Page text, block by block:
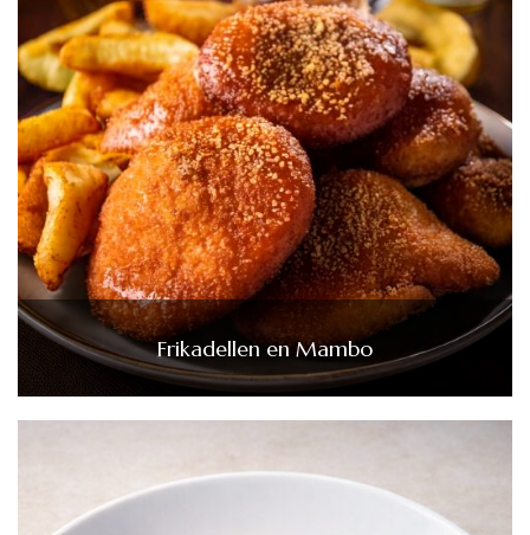
Frikadellen en Mambo